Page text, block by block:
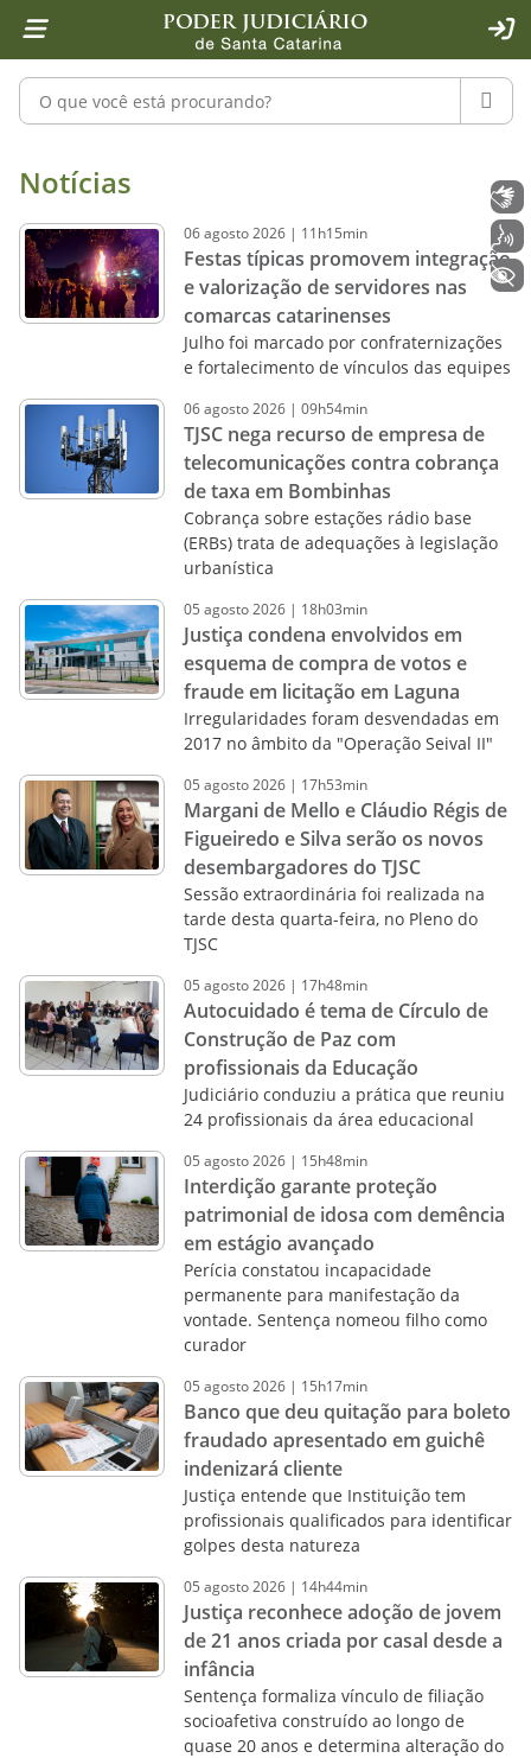
1 Ir para o conteúdo
2 Ir para a ferramenta de acessibilidade - Rybená
4 Ir para o menu principal
5 Ir para a pesquisa
6 Ir para o rodapé
7 Ir para a página inicial
Pesquisar no portal
Notícias - Imprensa - Poder
Notícias
06agosto2026 | 11h15min
Festas típicas promovem integração
e valorização de servidores nas
comarcas catarinenses
Julho foi marcado por confraternizações
e fortalecimento de vínculos das equipes
06agosto2026 | 09h54min
TJSC nega recurso de empresa de
telecomunicações contra cobrança
de taxa em Bombinhas
Cobrança sobre estações rádio base
(ERBs) trata de adequações à legislação
urbanística
05 agosto2026 | 18h03min
Justiça condena envolvidos em
esquema de compra de votos e
fraude em licitação em Laguna
Irregularidades foram desvendadas em
2017 no âmbito da "Operação Seival II"
05 agosto2026 | 17h53min
Margani de Mello e Cláudio Régis de
Figueiredo e Silva serão os novos
desembargadores do TJSC
Sessão extraordinária foi realizada na
tarde desta quarta-feira, no Pleno do
TJSC
05 agosto2026 | 17h48min
Autocuidado é tema de Círculo de
Construção de Paz com
profissionais da Educação
Judiciário conduziu a prática que reuniu
24 profissionais da área educacional
05 agosto2026 | 15h48min
Interdição garante proteção
patrimonial de idosa com demência
em estágio avançado
Perícia constatou incapacidade
permanente para manifestação da
vontade. Sentença nomeou filho como
curador
05 agosto2026 | 15h17min
Banco que deu quitação para boleto
fraudado apresentado em guichê
indenizará cliente
Justiça entende que Instituição tem
profissionais qualificados para identificar
golpes desta natureza
05 agosto2026 | 14h44min
Justiça reconhece adoção de jovem
de 21 anos criada por casal desde a
infância
Sentença formaliza vínculo de filiação
socioafetiva construído ao longo de
quase 20 anos e determina alteração do
+ Acessibilidade